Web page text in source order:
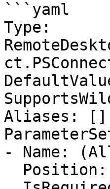
```yaml
Type:
Aliases: []
- Name: